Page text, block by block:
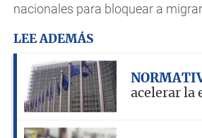
nacionales para bloquear a
LEE ADEMÁS
acelerar la